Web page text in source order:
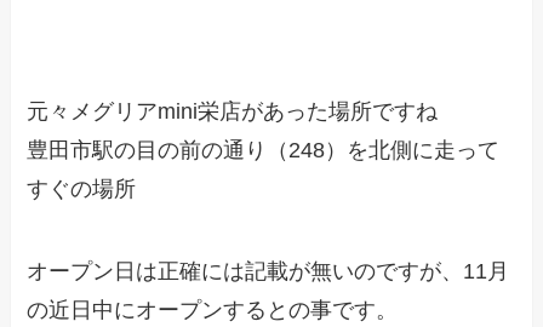
元々メグリアmini栄店があった場所ですね
豊田市駅の目の前の通り（248）を北側に走って
すぐの場所
オープン日は正確には記載が無いのですが、11月
の近日中にオープンするとの事です。